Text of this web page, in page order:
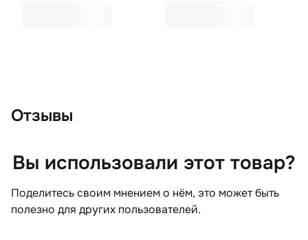
Отзывы
Вы использовали этот товар?
Поделитесь своим мнением о нём, это может быть
полезно для других пользователей.